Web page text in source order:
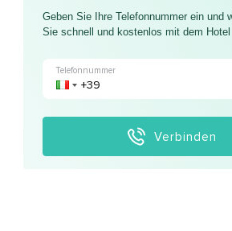
Geben Sie Ihre Telefonnummer ein und
Sie schnell und kostenlos mit dem Hotel
Telefonnummer
Verbinden